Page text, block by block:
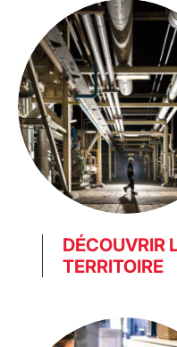
DÉCOUVRIR
TERRITOIRE